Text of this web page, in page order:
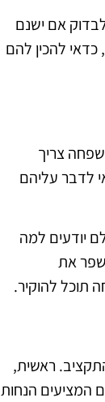
אם ישנם
כדאי להכין להם
צריך
לדבר עליהם
יודעים למה
את
תוכל להוקיר.
ראשית,
המציעים הנחות